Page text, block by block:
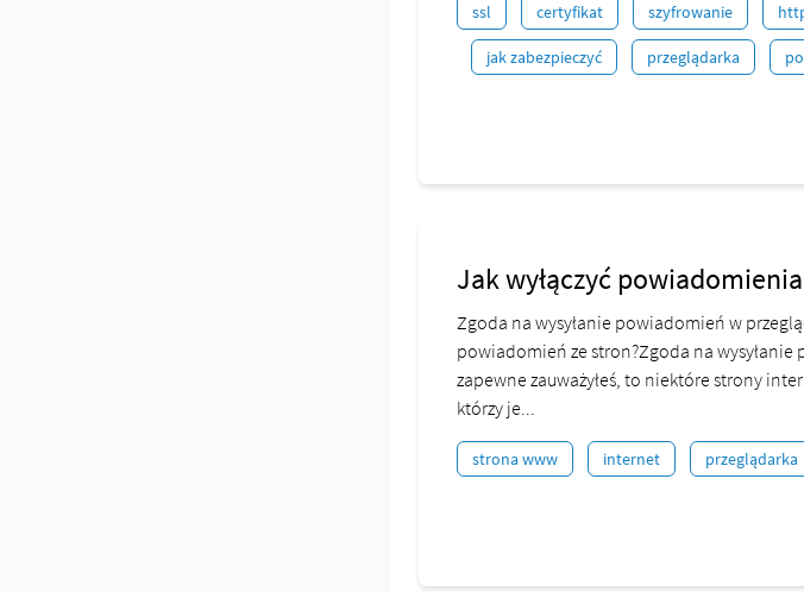
ssl certyfikat szyfrowanie
jak zabezpieczyć przeglądarka
Jak wyłączyć
Zgoda na wysyłanie powiadomień w
powiadomień ze stron?Zgoda na
zapewne zauważyłeś, to niektóre strony
którzy je...
strona www internet przeglądarka